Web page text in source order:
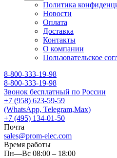
Политика
Новости
Оплата
Доставка
Контакты
О компании
Пользовательское
8-800-333-19-98
8-800-333-19-98
Звонок бесплатный по России
+7 (958) 623-59-59
(WhatsApp, Telegram,Max)
+7 (495) 134-01-50
Почта
sales@prom-elec.com
Время работы
Пн—Вс 08:00 – 18:00